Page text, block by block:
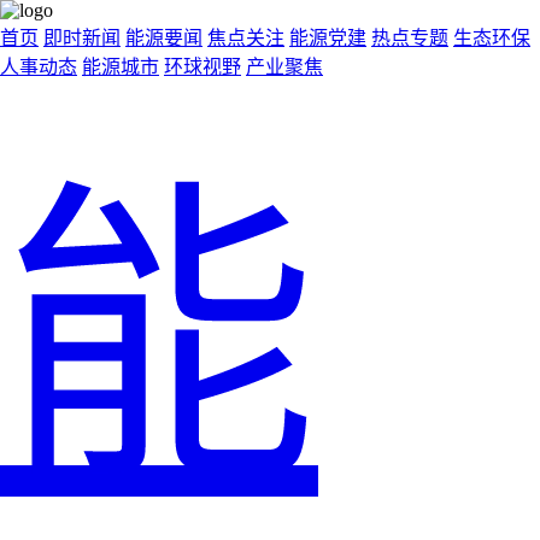
首页 即时新闻 能源要闻 焦点关注 能源党建 热点专题 生态环保
人事动态 能源城市 环球视野 产业聚焦
能